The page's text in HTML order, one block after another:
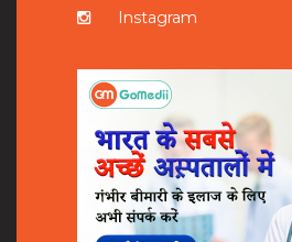
Instagram